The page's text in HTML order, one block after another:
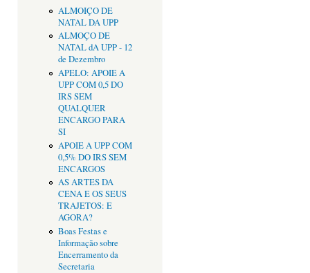
ALMOIÇO DE
NATAL DA UPP
ALMOÇO DE
NATAL dA UPP - 12
de Dezembro
APELO: APOIE A
UPP COM 0,5 DO
IRS SEM
QUALQUER
ENCARGO PARA
SI
APOIE A UPP COM
0,5% DO IRS SEM
ENCARGOS
AS ARTES DA
CENA E OS SEUS
TRAJETOS: E
AGORA?
Boas Festas e
Informação sobre
Encerramento da
Secretaria